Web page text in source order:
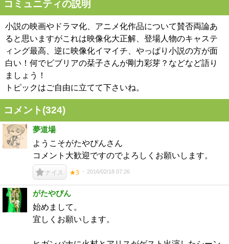
コミュニティの説明
小説の映画やドラマ化、アニメ化作品について賛否両論あ
ると思いますがこれは映像化大正解、登場人物のキャステ
ィング最高、逆に映像化イマイチ、やっぱり小説の方が面
白い！何でビブリアの栞子さんが剛力彩芽？などなど語り
ましょう！
トピックはご自由に立てて下さいね。
コメント(324)
夢道場
ようこそがたやぴんさん
コメント大歓迎ですのでよろしくお願いします。
ナイス ★3 2016/02/18 07:26
がたやぴん
始めまして。
宜しくお願いします。